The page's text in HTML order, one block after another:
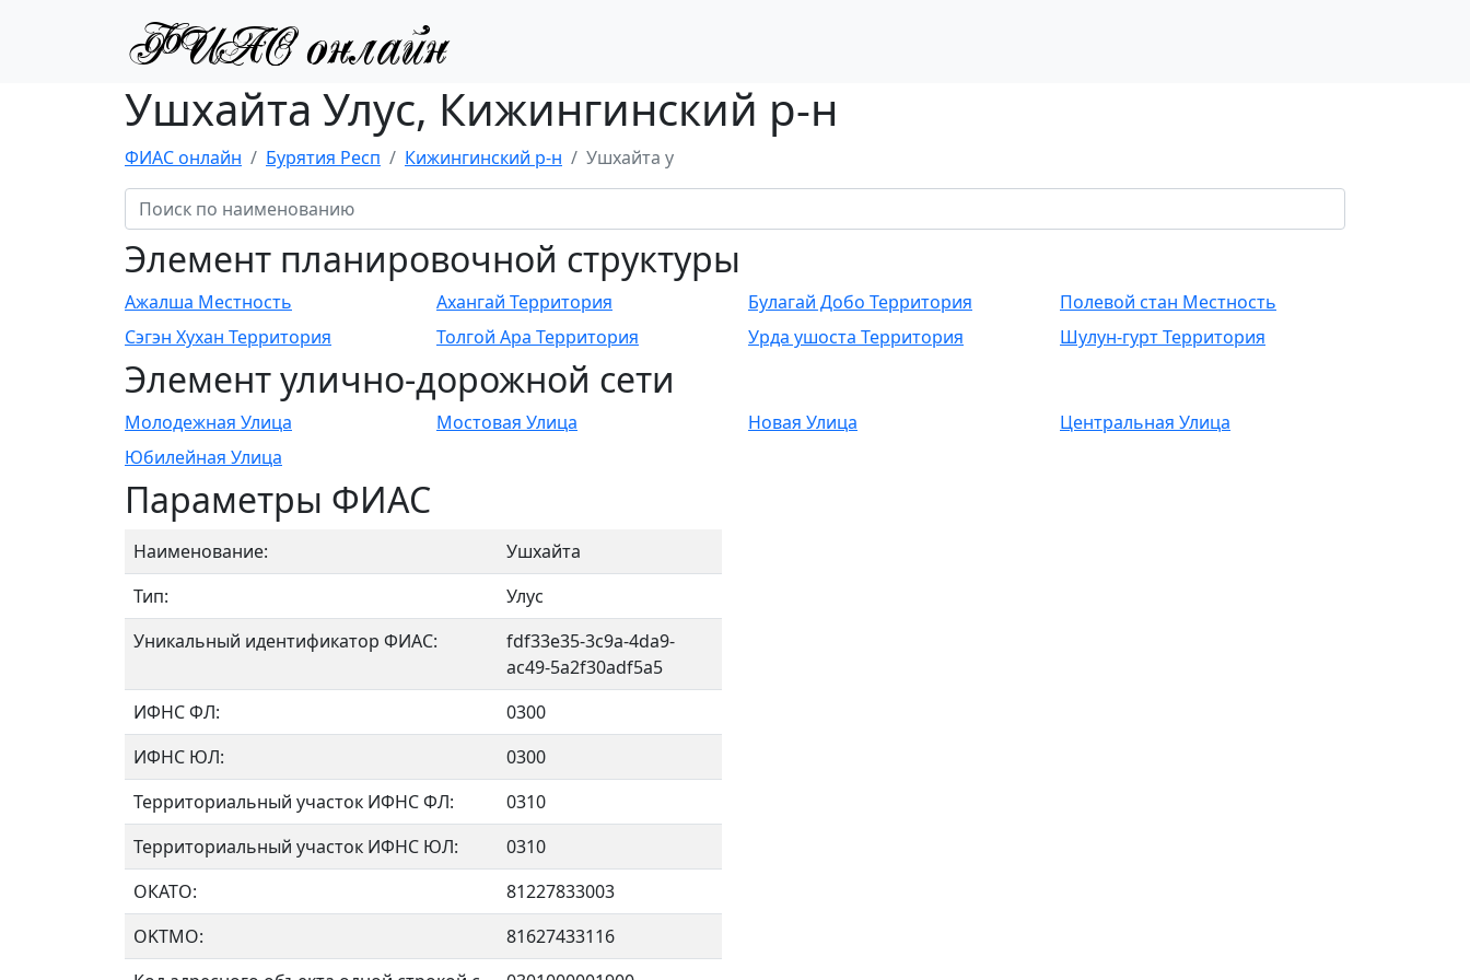
Ушхайта Улус, Кижингинский р-н
ФИАС онлайн Бурятия Респ Кижингинский р-н Ушхайта у
Элемент планировочной структуры
Ажалша Местность Ахангай Территория Булагай Добо Территория
Полевой стан Местность
Сэгэн Хухан Территория
Толгой Ара Территория Урда ушоста Территория Шулун-гурт Территория
Элемент улично-дорожной сети
Молодежная Улица Мостовая Улица Новая Улица
Центральная Улица
Юбилейная Улица
Параметры ФИАС
Наименование:
Ушхайта
Тип:
Улус
Уникальный идентификатор ФИАС:
fdf33e35-3c9a-4da9-
ac49-5a2f30adf5a5
ИФНС ФЛ:
0300
ИФНС ЮЛ:
0300
Территориальный участок ИФНС ФЛ:
0310
Территориальный участок ИФНС ЮЛ:
0310
ОКАТО:
81227833003
OKTMO:
81627433116